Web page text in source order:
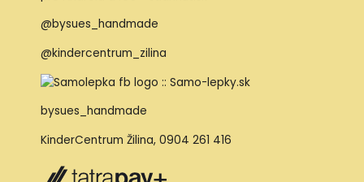
@bysues_handmade
@kindercentrum_zilina
bysues_handmade
KinderCentrum Žilina, 0904 261 416